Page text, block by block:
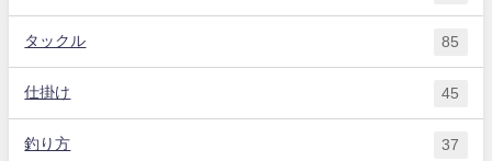
タックル 85
仕掛け 45
釣り方 37